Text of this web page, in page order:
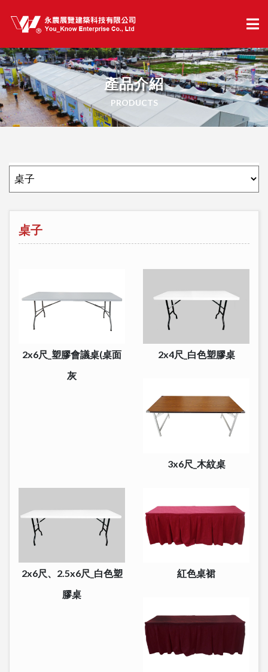
產品介紹
PRODUCTS
桌子
2x6尺_塑膠會議桌(桌面
灰
2x4尺_白色塑膠桌
3x6尺_木紋桌
2x6尺、2.5x6尺_白色塑
膠桌
紅色桌裙